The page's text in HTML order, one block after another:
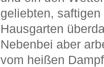
geliebten,
Hausgarten
Nebenbei aber
vom heißen